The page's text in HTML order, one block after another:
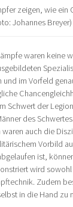
zeigen, wie ein
Johannes Breyer)
waren keine
im Vorfeld
Schwert der
des
auch die
Vorbild
ist,
wird
Zudem
in die Hand zu